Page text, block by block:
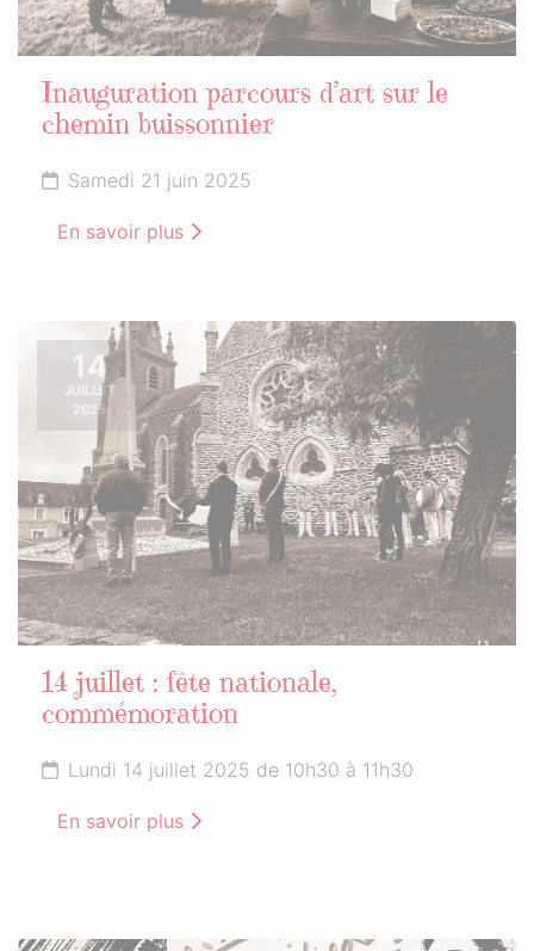
Inauguration parcours d’art sur le
chemin buissonnier
Samedi 21 juin 2025
En savoir plus
14
JUILLET
2025
14 juillet : fête nationale,
commémoration
Lundi 14 juillet 2025 de 10h30 à 11h30
En savoir plus